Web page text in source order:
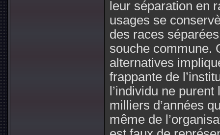
leur séparation en
usages se
des races
souche commune.
alternatives
frappante de
l’individu ne
milliers d’années
même de